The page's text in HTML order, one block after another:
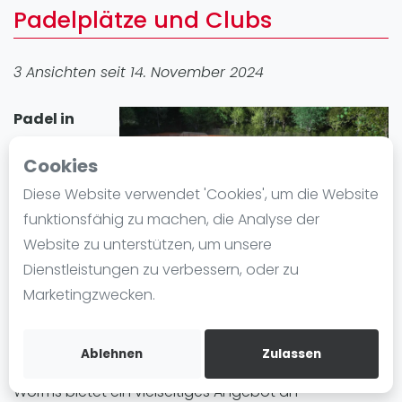
Cookies
Diese Website verwendet 'Cookies', um die Website
funktionsfähig zu machen, die Analyse der
Website zu unterstützen, um unsere
Dienstleistungen zu verbessern, oder zu
Marketingzwecken.
Ablehnen Zulassen
Ranking
Frauen
FIP Männer
Blog
Die Geschichte von Padel
Regeln und Punktzählung
Padel Schläge
Video
Padelplätze und Clubs
3 Ansichten seit 14. November 2024
Padel in
erfreut sich
großer
Beliebtheit. In
der Stadt gibt
es 1 Padel-
Standort mit insgesamt 2 Padelplatz plätze. Egal ob
Padel spielen und einen Padelplatz einfach mieten.
Worms bietet ein vielseitiges Angebot an